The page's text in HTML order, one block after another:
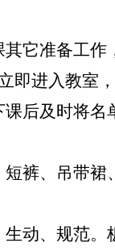
它准备工作
即进入教室，
后及时将名
裤、吊带
动、规范。